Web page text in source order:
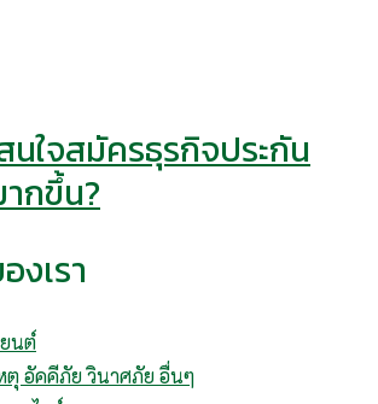
นใจสมัครธุรกิจประกัน
กขึ้น?
เรา
นต์
ตุ อัคคีภัย วินาศภัย อื่นๆ